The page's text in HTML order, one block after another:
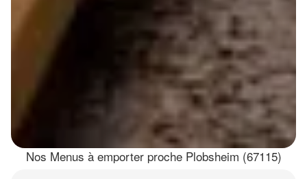
Nos Menus à emporter proche Plobsheim (67115)